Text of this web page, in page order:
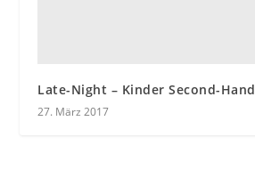
Late-Night – Kinder Second-Hand
27. März 2017